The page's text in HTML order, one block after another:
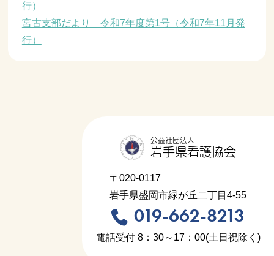
行）
宮古支部だより 令和7年度第1号（令和7年11月発
行）
公益社団法人
岩手県看護協会
〒020-0117
岩手県盛岡市緑が丘二丁目4-55
019-662-8213
電話受付 8：30～17：00(土日祝除く)